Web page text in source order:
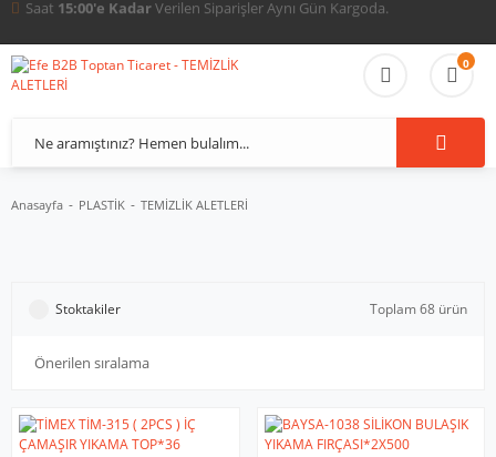
0
Anasayfa PLASTİK TEMİZLİK ALETLERİ
Stoktakiler Toplam 68 ürün